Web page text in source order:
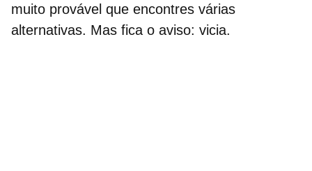
muito provável que encontres várias
alternativas. Mas fica o aviso: vicia.